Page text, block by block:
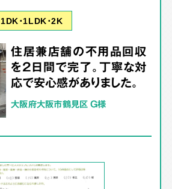
1DK･1LDK･2K
住居兼店舗の不用品回収
を2日間で完了。丁寧な対
応で安心感がありました。
大阪府大阪市鶴見区 G様